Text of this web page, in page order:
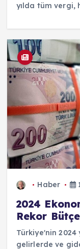
yılda tüm vergi,
Haber
2024
Rekor Bütçe
Türkiye'nin 2024
gelirlerde ve